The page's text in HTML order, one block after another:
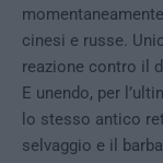
cinesi e russe.
reazione contro il
E unendo, per
lo stesso antico
selvaggio e il